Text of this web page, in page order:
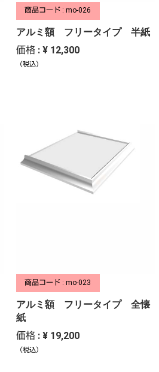
商品コード : mo-026
アルミ額 フリータイプ 半紙
価格 : ¥ 12,300
（税込）
商品コード : mo-023
アルミ額 フリータイプ 全懐
紙
価格 : ¥ 19,200
（税込）